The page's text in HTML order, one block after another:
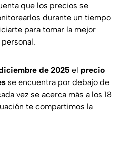
que los precios se
durante un tiempo
para tomar la mejor
de 2025 el precio
se encuentra por debajo de
vez se acerca más a los 18
te compartimos la